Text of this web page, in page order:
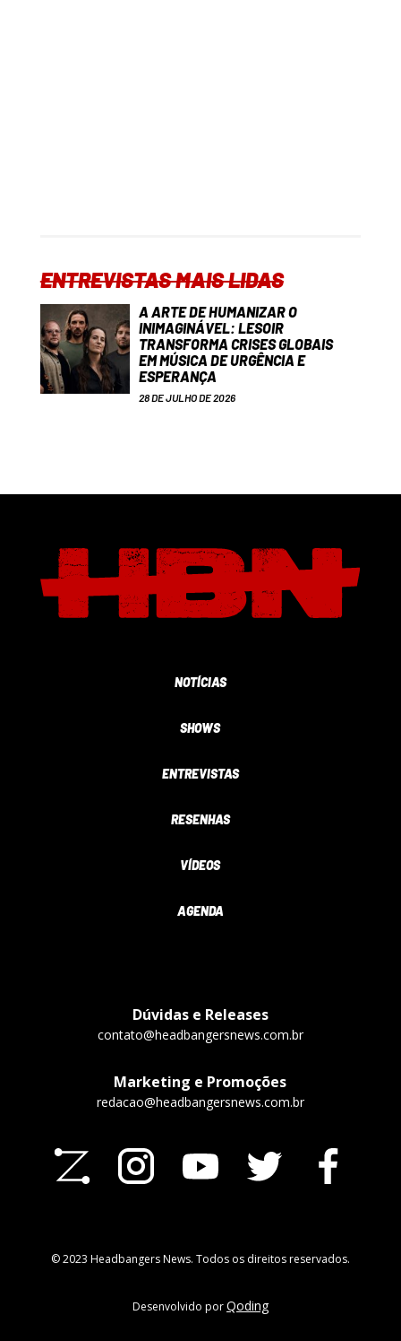
ENTREVISTAS MAIS LIDAS
A ARTE DE HUMANIZAR O
INIMAGINÁVEL: LESOIR
TRANSFORMA CRISES GLOBAIS
EM MÚSICA DE URGÊNCIA E
ESPERANÇA
28 DE JULHO DE 2026
NOTÍCIAS
SHOWS
ENTREVISTAS
RESENHAS
VÍDEOS
AGENDA
Dúvidas e Releases
contato@headbangersnews.com.br
Marketing e Promoções
redacao@headbangersnews.com.br
© 2023 Headbangers News. Todos os direitos reservados.
Desenvolvido porQoding